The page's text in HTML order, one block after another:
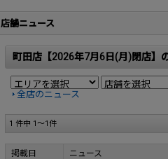
店舗ニュース
町田店【2026年7月6日(月)閉店】
全店のニュース
1 件中 1～1件
掲載日
ニュース